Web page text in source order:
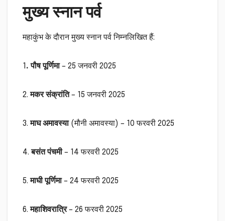
मुख्य स्नान पर्व
महाकुंभ के दौरान मुख्य स्नान पर्व निम्नलिखित हैं:
1 . पौष पूर्णिमा– 25 जनवरी 2025
2. मकर संक्रांति– 15 जनवरी 2025
3.माघ अमावस्या(मौनी अमावस्या) – 10 फरवरी 2025
4.बसंत पंचमी– 14 फरवरी 2025
5.माघी पूर्णिमा– 24 फरवरी 2025
6.महाशिवरात्रि– 26 फरवरी 2025